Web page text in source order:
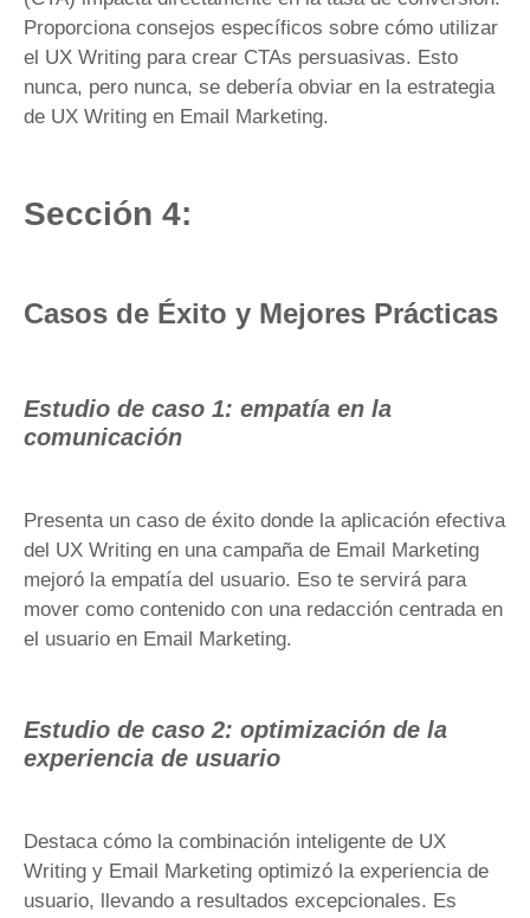
Proporciona consejos específicos sobre cómo utilizar
el UX Writing para crear CTAs persuasivas. Esto
nunca, pero nunca, se debería obviar en la estrategia
de UX Writing en Email Marketing.
Sección 4:
Casos de Éxito y Mejores Prácticas
Estudio de caso 1: empatía en la
comunicación
Presenta un caso de éxito donde la aplicación efectiva
del UX Writing en una campaña de Email Marketing
mejoró la empatía del usuario. Eso te servirá para
mover como contenido con una redacción centrada en
el usuario en Email Marketing.
Estudio de caso 2: optimización de la
experiencia de usuario
Destaca cómo la combinación inteligente de UX
Writing y Email Marketing optimizó la experiencia de
usuario, llevando a resultados excepcionales. Es